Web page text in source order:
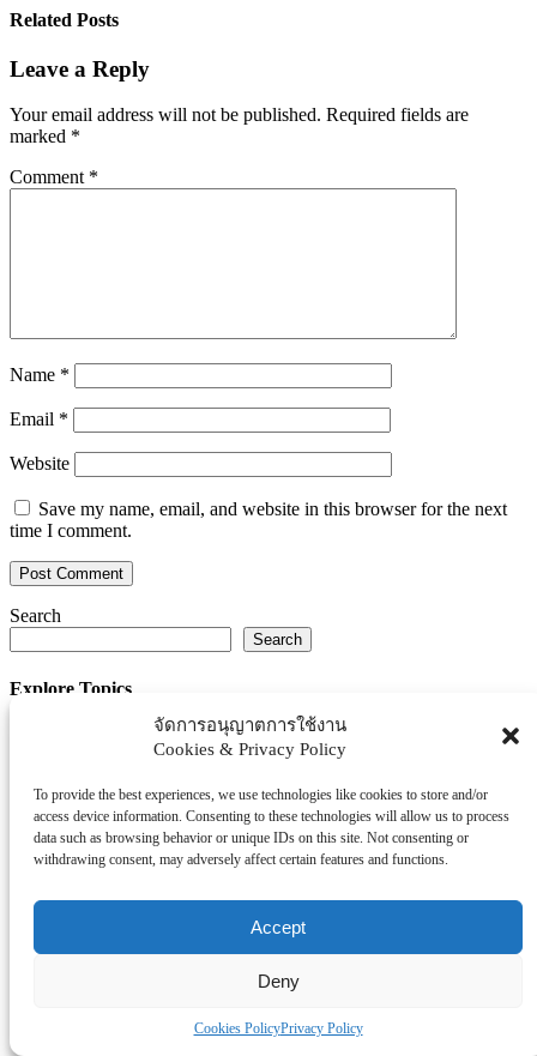
จัดการอนุญาตการใช้งาน
Cookies & Privacy Policy
To provide the best experiences, we use technologies like cookies to store and/or
access device information. Consenting to these technologies will allow us to process
data such as browsing behavior or unique IDs on this site. Not consenting or
withdrawing consent, may adversely affect certain features and functions.
Accept
Deny
Cookies PolicyPrivacy Policy
Related Posts
Leave a Reply
Your email address will not be published. Required fields are
marked *
Comment *
Name *
Email *
Website
Save my name, email, and website in this browser for the next
time I comment.
Search
Search
Explore Topics
Thaiworldtoday
Uncategorized
ธุรกิจ/ประกัน/การเงิน
บันเทิง/กีฬา
ภาครัฐ/ราชการ
ยานยนต์
โรงแรม/ท่องเที่ยว/อาหาร
Tag Clouds